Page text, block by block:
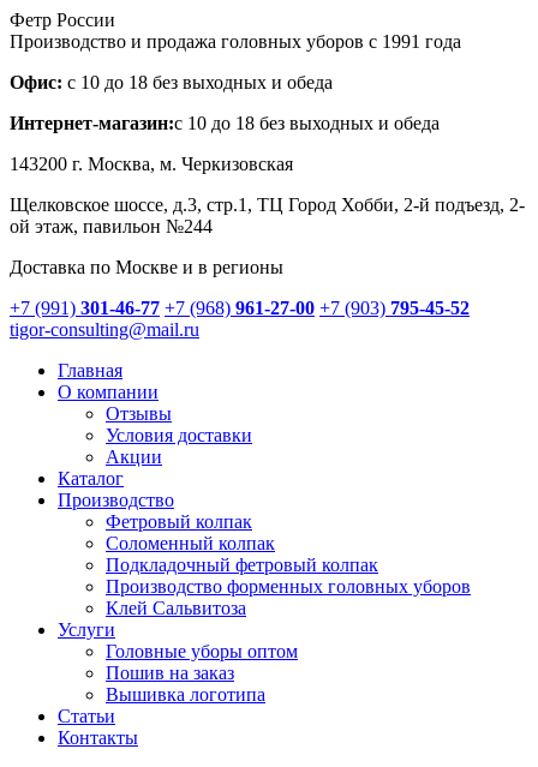
Фетр России
Производство и продажа головных уборов с 1991 года
Офис: с 10 до 18 без выходных и обеда
Интернет-магазин:с 10 до 18 без выходных и обеда
143200 г. Москва, м. Черкизовская
Щелковское шоссе, д.3, стр.1 , ТЦ Город Хобби, 2-й подъезд, 2-
ой этаж, павильон №244
Доставка по Москве и в регионы
+7 (991) 301-46-77 +7 (968) 961-27-00 +7 (903) 795-45-52
tigor-consulting@mail.ru
Главная
О компании
Отзывы
Условия доставки
Акции
Каталог
Производство
Фетровый колпак
Соломенный колпак
Подкладочный фетровый колпак
Производство форменных головных уборов
Клей Сальвитоза
Услуги
Головные уборы оптом
Пошив на заказ
Вышивка логотипа
Статьи
Контакты